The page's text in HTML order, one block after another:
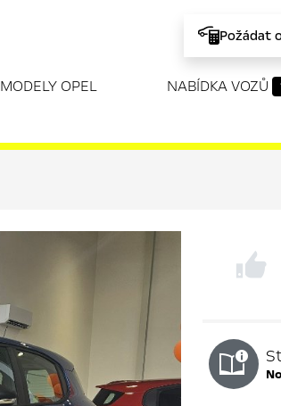
Požádat
MODELY OPEL NABÍDKA VOZŮ